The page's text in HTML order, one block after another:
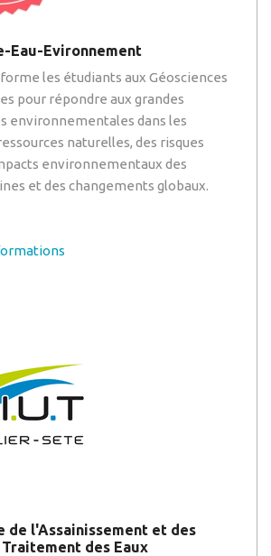
Eau-Evironnement
les étudiants aux Géosciences
pour répondre aux grandes
environnementales dans les
naturelles, des risques
environnementaux des
et des changements globaux.
de l'Assainissement et des
des Eaux